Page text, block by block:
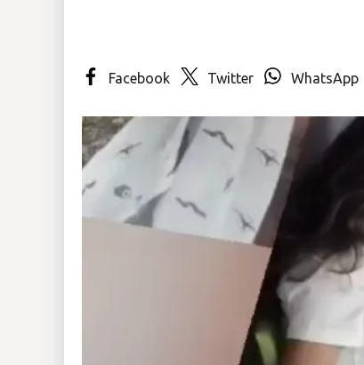
Multimedia
Facebook Twitter WhatsApp